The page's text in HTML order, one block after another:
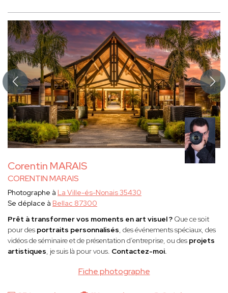
Corentin MARAIS
CORENTIN MARAIS
Fiche photographe
Photographe à La Ville-és-Nonais 35430
Se déplace à Bellac 87300
Prêt à transformer vos moments en art visuel ? Que ce soit
pour des portraits personnalisés, des événements spéciaux, des
vidéos de séminaire et de présentation d’entreprise, ou des projets
artistiques, je suis là pour vous. Contactez-moi.